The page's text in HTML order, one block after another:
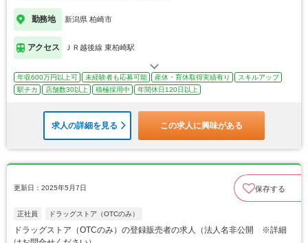
勤務地 新潟県 柏崎市
アクセス ＪＲ越後線 東柏崎駅
年収600万円以上可 未経験者も応募可能 産休・育休取得実績有り
スキルアップ
駅チカ
店舗数30以上 積極採用中 年間休日120日以上
求人の詳細を見る この求人に興味がある
更新日：2025年5月7日 保存する
正社員 ドラッグストア（OTCのみ）
ドラッグストア（OTCのみ）の登録販売者の求人（法人名非公開 ※詳細